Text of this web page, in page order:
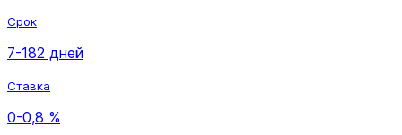
Срок
7-182 дней
Ставка
0-0,8 %